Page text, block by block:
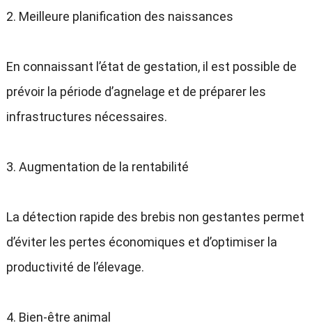
2. Meilleure planification des naissances
En connaissant l’état de gestation, il est possible de
prévoir la période d’agnelage et de préparer les
infrastructures nécessaires.
3. Augmentation de la rentabilité
La détection rapide des brebis non gestantes permet
d’éviter les pertes économiques et d’optimiser la
productivité de l’élevage.
4. Bien-être animal